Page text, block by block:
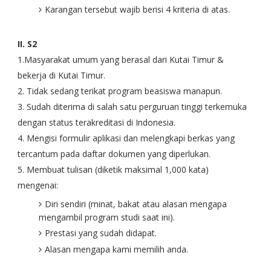
Karangan tersebut wajib berisi 4 kriteria di atas.
II. S2
1.Masyarakat umum yang berasal dari Kutai Timur &
bekerja di Kutai Timur.
2. Tidak sedang terikat program beasiswa manapun.
3. Sudah diterima di salah satu perguruan tinggi terkemuka
dengan status terakreditasi di Indonesia.
4. Mengisi formulir aplikasi dan melengkapi berkas yang
tercantum pada daftar dokumen yang diperlukan.
5. Membuat tulisan (diketik maksimal 1,000 kata)
mengenai:
Diri sendiri (minat, bakat atau alasan mengapa
mengambil program studi saat ini).
Prestasi yang sudah didapat.
Alasan mengapa kami memilih anda.